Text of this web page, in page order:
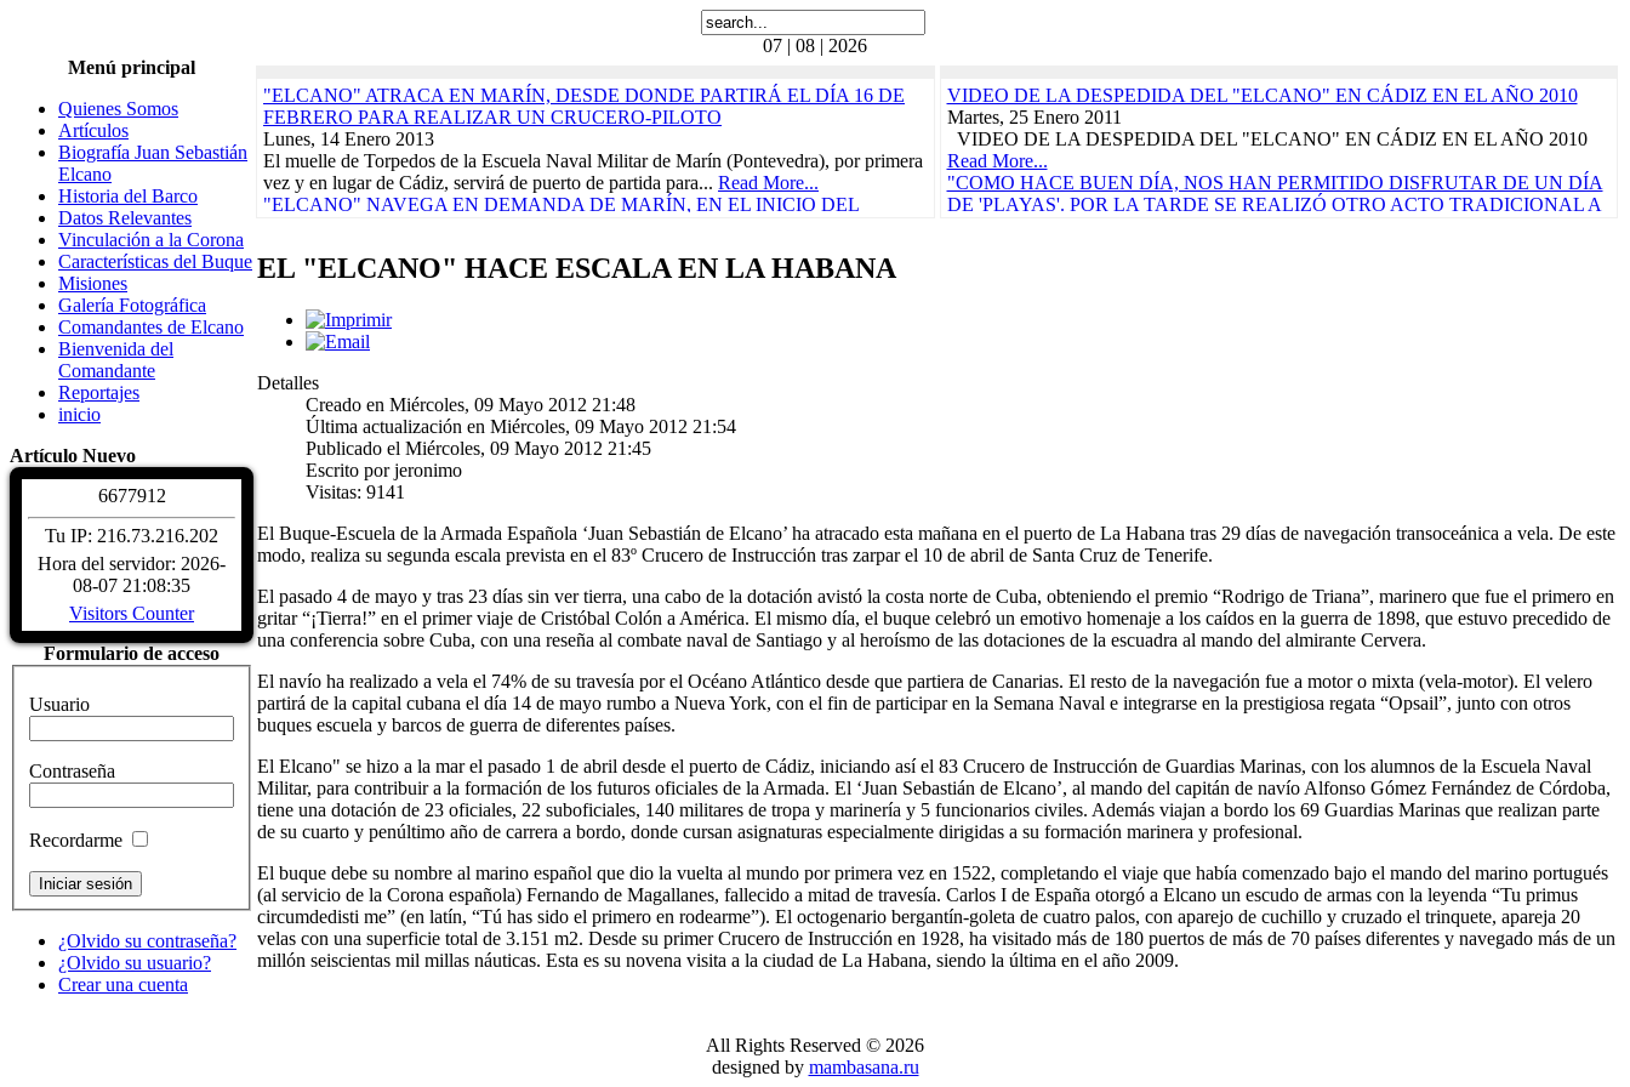
07 | 08 | 2026
Menú principal
Quienes Somos
Artículos
Biografía Juan Sebastián
Elcano
Historia del Barco
Datos Relevantes
Vinculación a la Corona
Características del Buque
Misiones
Galería Fotográfica
Comandantes de Elcano
Bienvenida del
Comandante
Reportajes
inicio
Artículo Nuevo
667791 2
Tu IP: 216.73.216.202
Hora del servidor: 2026-
08-07 21:08:35
Visitors Counter
Formulario de acceso
Usuario
Contraseña
Recordarme
¿Olvido su contraseña?
¿Olvido su usuario?
Crear una cuenta
"ELCANO" ATRACA EN MARÍN, DESDE DONDE PARTIRÁ EL DÍA 16 DE
FEBRERO PARA REALIZAR UN CRUCERO-PILOTO
Lunes, 14 Enero 2013
El muelle de Torpedos de la Escuela Naval Militar de Marín (Pontevedra), por primera
vez y en lugar de Cádiz, servirá de puerto de partida para... Read More...
"ELCANO" NAVEGA EN DEMANDA DE MARÍN, EN EL INICIO DEL
El buque-escuela de la Armada Española, "Juan Sebastián de Elcano" zarpó el pasado
Actividades de la Asociación. Jornadas Cívico-Militares
Martes, 10 Enero 2012
EXPOSICIONES, REGATAS Y UN CONCIERTO BENÉFICO PRO-
DAMNIFICADOS TERREMOTOS DE LORCA PROTAGONIZARÁN EL
CALENDARIO DE ACTIVIDADES DURANTE EL...
Biografía Juan Sebastián de Elcano
Sábado, 04 Diciembre 2010
Juan Sebastián de Elcano nació en Guetaria, en la actual provincia de Guipúzcoa,
hacia 1476. De profesión comerciante, participó en la campaña...
Sábado, 04 Diciembre 2010
CARACTERÍSTICAS - Buque Escuela "Juan Sebastián de Elcano" Descripcion del
LARRINAGA (CADIZ)....Read More...
VIDEO DE LA DESPEDIDA DEL "ELCANO" EN CÁDIZ EN EL AÑO 2010
Martes, 25 Enero 2011
VIDEO DE LA DESPEDIDA DEL "ELCANO" EN CÁDIZ EN EL AÑO 2010
Read More...
"COMO HACE BUEN DÍA, NOS HAN PERMITIDO DISFRUTAR DE UN DÍA
DE 'PLAYAS'. POR LA TARDE SE REALIZÓ OTRO ACTO TRADICIONAL A
La Armada abrió hace un mes una licitación pública para comprar algunos alimentos
que irán a los almacenes del Servicio de Subsistencias del...
DENTRO DEL TRÁNSITO MARÍN-CASABLANCA
Lunes, 21 Enero 2013
El buque-escuela de la Armada Española "Juan Sebastián de Elcano" zarpó el pasado
EL "ELCANO" HACE ESCALA EN LA HABANA
Detalles
Creado en Miércoles, 09 Mayo 2012 21:48
Última actualización en Miércoles, 09 Mayo 2012 21:54
Publicado el Miércoles, 09 Mayo 2012 21:45
Escrito por jeronimo
Visitas: 9141
El Buque-Escuela de la Armada Española ‘Juan Sebastián de Elcano’ ha atracado esta mañana en el puerto de La Habana tras 29 días de navegación transoceánica a vela. De este
modo, realiza su segunda escala prevista en el 83º Crucero de Instrucción tras zarpar el 10 de abril de Santa Cruz de Tenerife.
El pasado 4 de mayo y tras 23 días sin ver tierra, una cabo de la dotación avistó la costa norte de Cuba, obteniendo el premio “Rodrigo de Triana”, marinero que fue el primero en
gritar “¡Tierra!” en el primer viaje de Cristóbal Colón a América. El mismo día, el buque celebró un emotivo homenaje a los caídos en la guerra de 1898, que estuvo precedido de
una conferencia sobre Cuba, con una reseña al combate naval de Santiago y al heroísmo de las dotaciones de la escuadra al mando del almirante Cervera.
El navío ha realizado a vela el 74% de su travesía por el Océano Atlántico desde que partiera de Canarias. El resto de la navegación fue a motor o mixta (vela-motor). El velero
partirá de la capital cubana el día 14 de mayo rumbo a Nueva York, con el fin de participar en la Semana Naval e integrarse en la prestigiosa regata “Opsail”, junto con otros
buques escuela y barcos de guerra de diferentes países.
El Elcano" se hizo a la mar el pasado 1 de abril desde el puerto de Cádiz, iniciando así el 83 Crucero de Instrucción de Guardias Marinas, con los alumnos de la Escuela Naval
Militar, para contribuir a la formación de los futuros oficiales de la Armada. El ‘Juan Sebastián de Elcano’, al mando del capitán de navío Alfonso Gómez Fernández de Córdoba,
tiene una dotación de 23 oficiales, 22 suboficiales, 140 militares de tropa y marinería y 5 funcionarios civiles. Además viajan a bordo los 69 Guardias Marinas que realizan parte
de su cuarto y penúltimo año de carrera a bordo, donde cursan asignaturas especialmente dirigidas a su formación marinera y profesional.
El buque debe su nombre al marino español que dio la vuelta al mundo por primera vez en 1522, completando el viaje que había comenzado bajo el mando del marino portugués
(al servicio de la Corona española) Fernando de Magallanes, fallecido a mitad de travesía. Carlos I de España otorgó a Elcano un escudo de armas con la leyenda “Tu primus
circumdedisti me” (en latín, “Tú has sido el primero en rodearme”). El octogenario bergantín-goleta de cuatro palos, con aparejo de cuchillo y cruzado el trinquete, apareja 20
velas con una superficie total de 3.151 m2. Desde su primer Crucero de Instrucción en 1928, ha visitado más de 180 puertos de más de 70 países diferentes y navegado más de un
millón seiscientas mil millas náuticas. Esta es su novena visita a la ciudad de La Habana, siendo la última en el año 2009.
All Rights Reserved © 2026
designed by mambasana.ru